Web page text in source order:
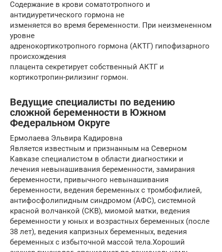
Содержание в крови соматотропного и
антидиуретического гормона не
изменяется во время беременности. При неизмененном
уровне
адренокортикотропного гормона (АКТГ) гипофизарного
происхождения
плацента секретирует собственный АКТГ и
кортикотропин-рилизинг гормон.
Ведущие специалисты по ведению
сложной беременности в Южном
Федеральном Округе
Ермолаева Эльвира Кадировна
Является известным и признанным на Северном
Кавказе специалистом в области диагностики и
лечения невынашивания беременности, замирания
беременности, привычного невынашивания
беременности, ведения беременных с тромбофилией,
антифосфолипидным синдромом (АФС), системной
красной волчанкой (СКВ), миомой матки, ведения
беременности у юных и возрастных беременных (после
38 лет), ведения капризных беременных, ведения
беременных с избыточной массой тела.Хороший